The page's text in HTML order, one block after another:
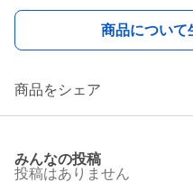
商品について
商品をシェア
みんなの投稿
投稿はありません